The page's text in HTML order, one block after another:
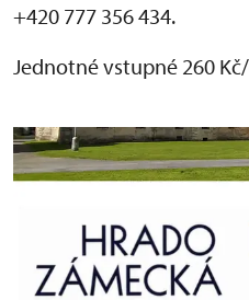
+420 777 356 434.
Jednotné vstupné 260